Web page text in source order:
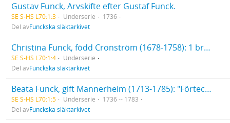
Gustav Funck, Arvskifte efter Gustaf Funck.
SE S-HS L70:1:3 Underserie
1736
Del avFunckska släktarkivet
Christina Funck, född Cronström (1678-1758): 1 brev till Christina Funck (1736). Testamente (1744). Diverse papper rörande Christina Funcks sterbhus
SE S-HS L70:1:4
Underserie
Del avFunckska släktarkivet
Beata Funck, gift Mannerheim (1713-1785): "Förteckning på det doter Beata Funck hafwet bekommit till medgift utur huset d 1 Decemb. 1736". [Uppsatt av Christina Funck, född Cronström.]. Testamente (1775). Brev till Beata Funck, 6 st. (1783).
SE S-HS L70:1:5 Underserie
1736 -- 1783
Del avFunckska släktarkivet